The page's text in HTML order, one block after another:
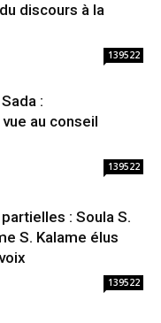
discours à la
139522
:
au conseil
139522
: Soula S.
S. Kalame élus
139522